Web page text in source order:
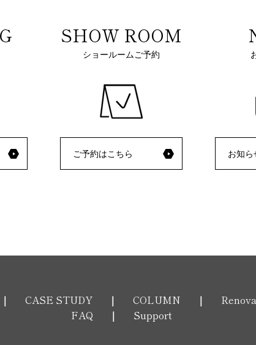
SHOW ROOM
ショールームご予約
ご予約はこちら お知ら
CASE STUDY COLUMN
FAQ
Support